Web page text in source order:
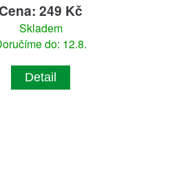
Cena: 249 Kč
Skladem
do: 12.8.
Detail